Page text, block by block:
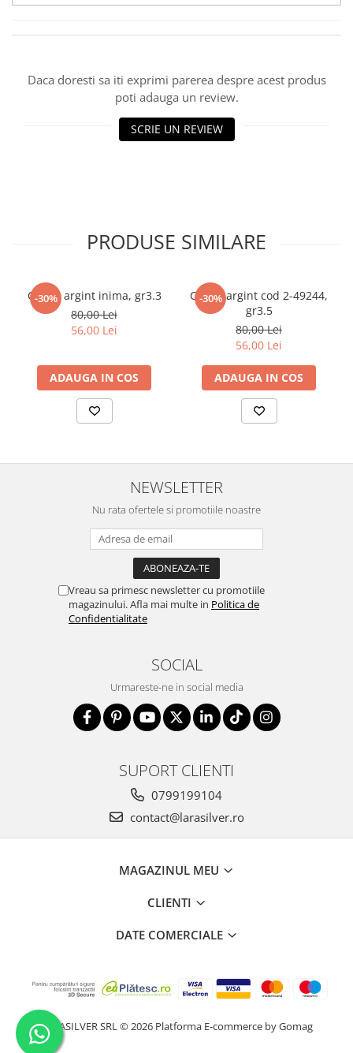
marimea 59
Daca doresti sa iti exprimi parerea despre acest produs
poti adauga un review.
SCRIE UN REVIEW
PRODUSE SIMILARE
-30%
Cercei argint inima, gr3.3
80,00 Lei
56,00 Lei
ADAUGA IN COS
-30%
Cercei argint cod 2-49244,
gr3.5
80,00 Lei
56,00 Lei
ADAUGA IN COS
NEWSLETTER
Nu rata ofertele si promotiile noastre
Vreau sa primesc newsletter cu promotiile
magazinului. Afla mai multe in Politica de
Confidentialitate
SOCIAL
Urmareste-ne in social media
SUPORT CLIENTI
0799199104
contact@larasilver.ro
MAGAZINUL MEU
CLIENTI
DATE COMERCIALE
LARASILVER SRL © 2026 Platforma E-commerce by Gomag